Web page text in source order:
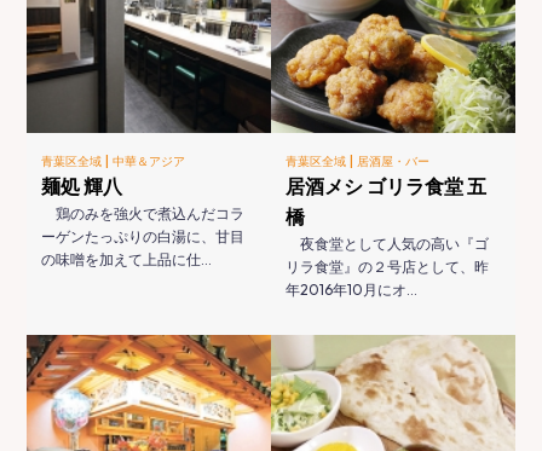
青葉区全域 |中華＆アジア
麺処 輝八
鶏のみを強火で煮込んだコラ
ーゲンたっぷりの白湯に、甘目
の味噌を加えて上品に仕…
青葉区全域 | 居酒屋・バー
居酒メシ ゴリラ食堂 五
橋
夜食堂として人気の高い『ゴ
リラ食堂』の２号店として、昨
年2016年10月にオ…